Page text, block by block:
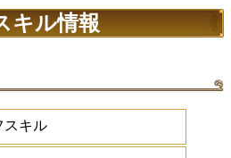
キル情報
スキル